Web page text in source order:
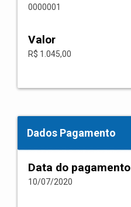
0000001
Valor
R$ 1.045,00
Dados Pagamento
Data do pagamento
10/07/2020